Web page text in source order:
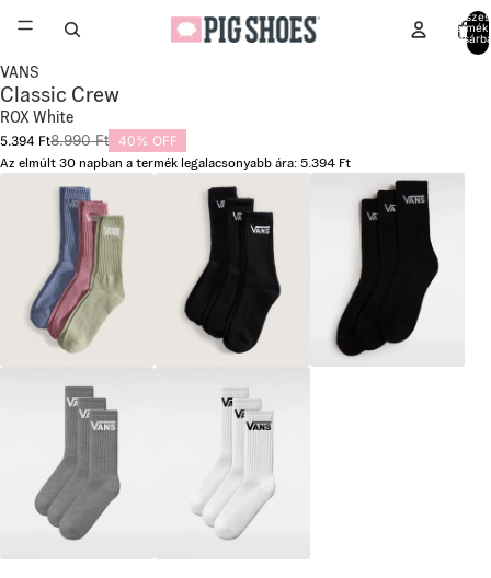
Összes
termék
Kép
megnyitása
teljes
képernyőn
VANS
Classic Crew
ROX White
5.394 Ft8.990 Ft
40% OFF
Az elmúlt 30 napban a termék legalacsonyabb ára: 5.394 Ft